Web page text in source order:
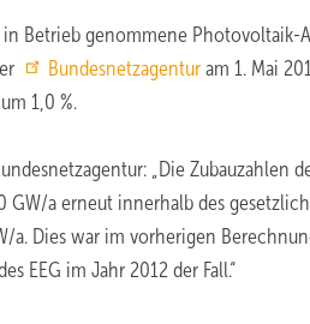
in Betrieb genommene Photovoltaik-
Bundesnetzagentur am 1. Mai
1,0 %.
„Die Zubauzahlen
a erneut innerhalb des
a. Dies war im vorherigen
EEG im Jahr 2012 der Fall.“